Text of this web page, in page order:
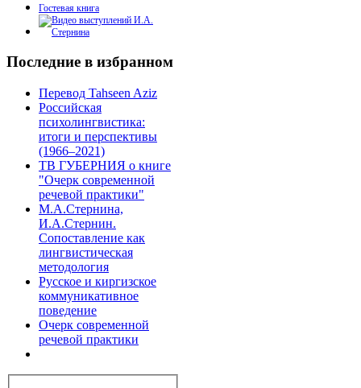
Гостевая книга
Последние в избранном
Перевод Tahseen Aziz
Российская
психолингвистика:
итоги и перспективы
(1966–2021)
ТВ ГУБЕРНИЯ о книге
"Очерк современной
речевой практики"
М.А.Стернина,
И.А.Стернин.
Сопоставление как
лингвистическая
методология
Русское и киргизское
коммуникативное
поведение
Очерк современной
речевой практики